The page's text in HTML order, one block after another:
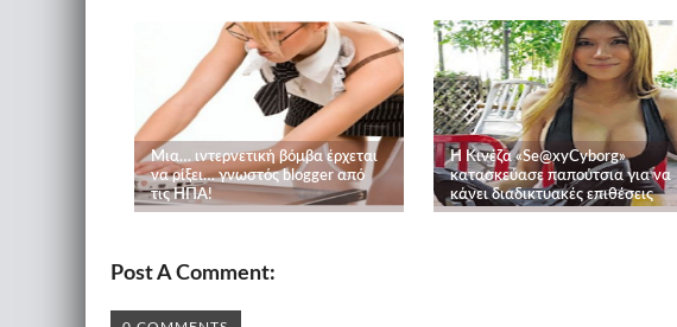
Μια… ιντερνετική βόμβα έρχεται
να ρίξει… γνωστός blogger από
τις HΠA!
Η Κινέζα «Se@xyCyborg»
κατασκεύασε παπούτσια για να
κάνει διαδικτυακές επιθέσεις
Post A Comment: